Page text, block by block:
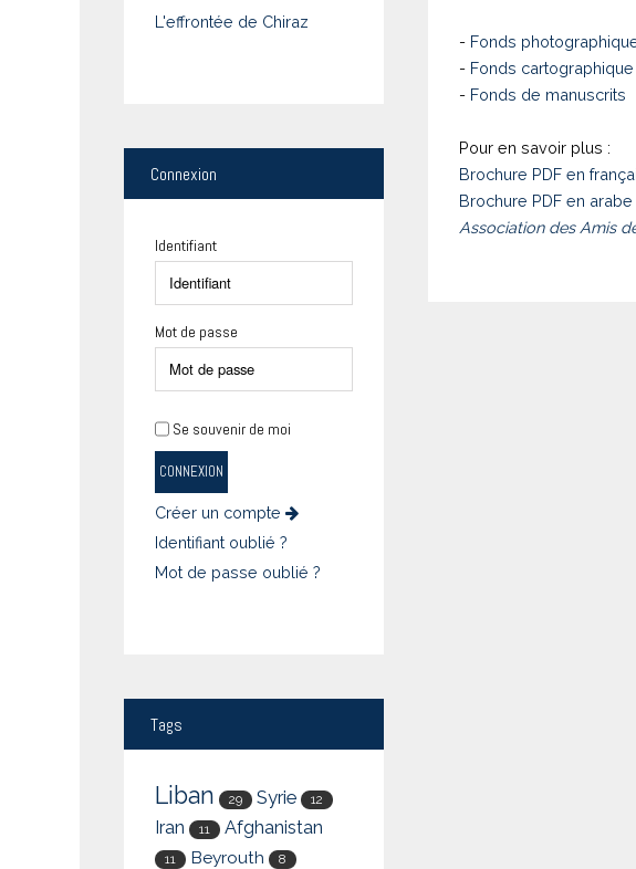
- Fonds
- Fonds cartographique
- Fonds de manuscrits
Pour en savoir plus :
Brochure PDF en
Brochure PDF en arabe
Association des Amis
L'effrontée de Chiraz
Connexion
Identifiant
Mot de passe
Se souvenir de moi
CONNEXION
Créer un compte
Identifiant oublié ?
Mot de passe oublié ?
Tags
Liban 29 Syrie 12
Iran 11 Afghanistan
11 Beyrouth 8